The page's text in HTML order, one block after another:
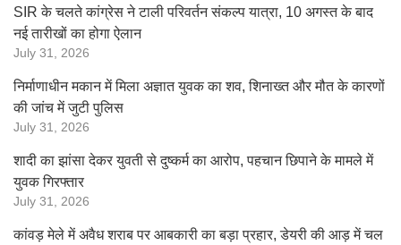
SIR के चलते कांग्रेस ने टाली परिवर्तन संकल्प यात्रा, 10 अगस्त के बाद
नई तारीखों का होगा ऐलान
July 31, 2026
निर्माणाधीन मकान में मिला अज्ञात युवक का शव, शिनाख्त और मौत के कारणों
की जांच में जुटी पुलिस
July 31, 2026
शादी का झांसा देकर युवती से दुष्कर्म का आरोप, पहचान छिपाने के मामले में
युवक गिरफ्तार
July 31, 2026
कांवड़ मेले में अवैध शराब पर आबकारी का बड़ा प्रहार, डेयरी की आड़ में चल